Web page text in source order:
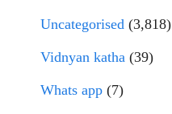
Uncategorised (3,818)
Vidnyan katha (39)
Whats app (7)